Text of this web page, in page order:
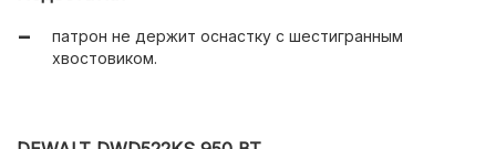
патрон не держит оснастку с шестигранным
хвостовиком.